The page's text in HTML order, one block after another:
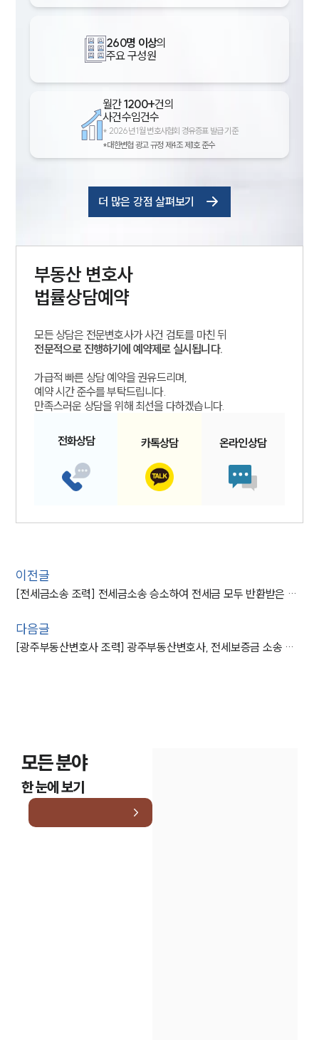
260명 이상의
주요 구성원
월간1200+건의
사건수임건수
* 2026년 1월 변호사협회 경유증표 발급 기준
*대한변협 광고 규정 제4조 제1호 준수
더 많은 강점 살펴보기
부동산 변호사
법률상담예약
모든 상담은 전문변호사가 사건 검토를 마친 뒤
전문적으로 진행하기에 예약제로 실시됩니다.
가급적 빠른 상담 예약을 권유드리며,
예약 시간 준수를 부탁드립니다.
만족스러운 상담을 위해 최선을 다하겠습니다.
전화상담 카톡상담 온라인상담
이전글
[전세금소송 조력] 전세금소송 승소하여 전세금 모두 반환받은 의뢰인
다음글
[광주부동산변호사 조력] 광주부동산변호사, 전세보증금 소송 승소, 보증금 전액 반환받아
모든 분야
한 눈에 보기